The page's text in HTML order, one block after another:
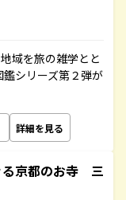
域を旅の雑学とと
シリーズ第２弾が
詳細を見る
京都のお寺 三